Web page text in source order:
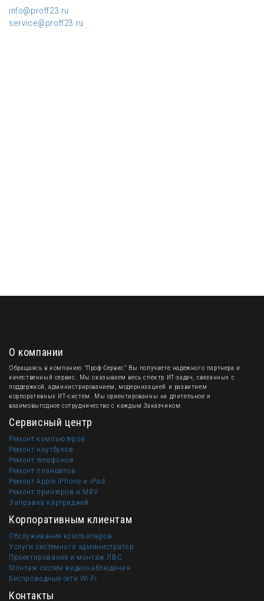
info@proff23.ru
service@proff23.ru
О компании
Обращаясь в компанию "Проф-Сервис" Вы получаете надежного партнера и
качественный сервис. Мы оказываем весь спектр ИТ-задач, связанных с
поддержкой, администрированием, модернизацией и развитием
корпоративных ИТ-систем. Мы ориентированны на длительное и
взаимовыгодное сотрудничество с каждым Заказчиком.
Сервисный центр
Ремонт компьютеров
Ремонт ноутбуков
Ремонт телефонов
Ремонт планшетов
Ремонт Apple iPhone и iPad
Ремонт принтеров и МФУ
Заправка картриджей
Корпоративным клиентам
Обслуживание компьютеров
Услуги системного администратор
Проектирование и монтаж ЛВС
Монтаж систем видеонаблюдения
Беспроводные сети Wi-Fi
Контакты